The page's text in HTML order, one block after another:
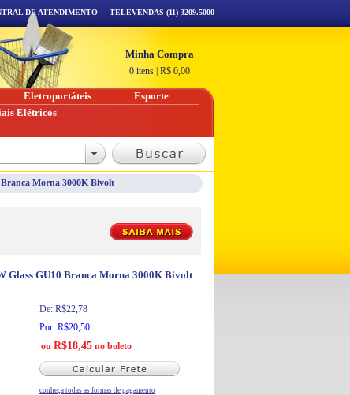
Morna 3000K Bivolt
Glass GU10 Branca Morna 3000K Bivolt
De: R$22,78
Por: R$20,50
ou R$18,45 no boleto
conheça todas as formas de pagamento
DE ATENDIMENTO TELEVENDAS (11) 3209.5000
Minha Compra
0 itens R$ 0,00
Eletroportáteis
Esporte
Elétricos